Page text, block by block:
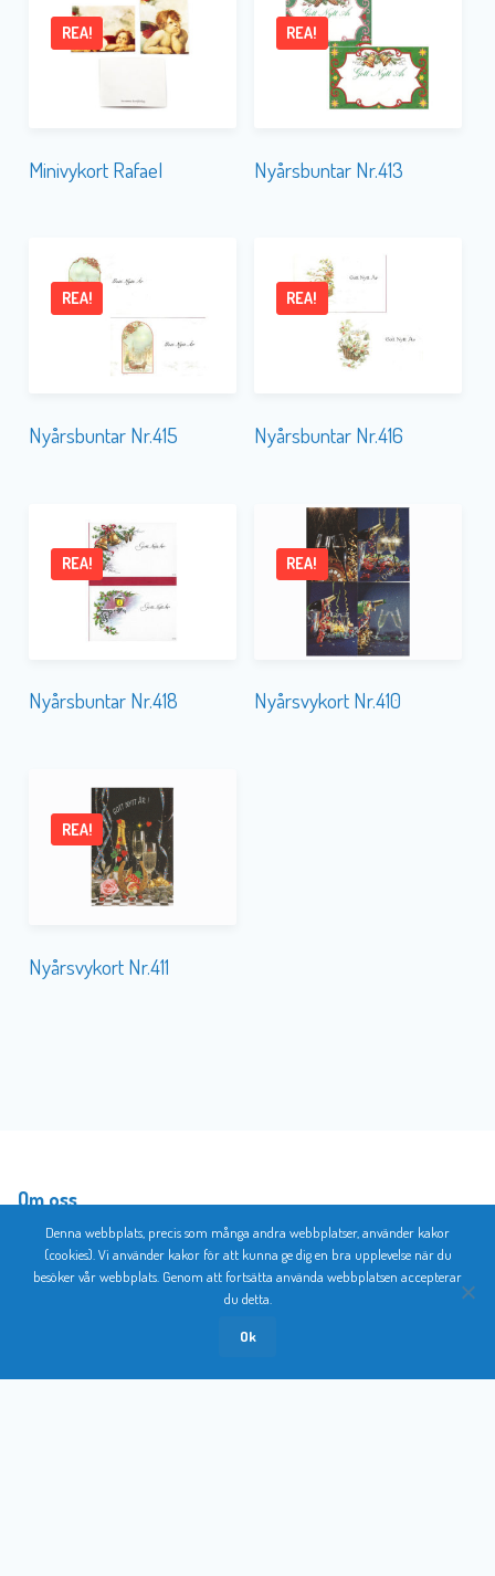
Minivykort Rafael
REA!
Nyårsbuntar Nr.413
REA!
Nyårsbuntar Nr.415
REA!
Nyårsbuntar Nr.416
REA!
Nyårsbuntar Nr.418
REA!
Nyårsvykort Nr.410
REA!
Nyårsvykort Nr.411
REA!
Om oss
Köpvillkor
Denna webbplats, precis som många andra webbplatser, använder kakor
(cookies). Vi använder kakor för att kunna ge dig en bra upplevelse när du
besöker vår webbplats. Genom att fortsätta använda webbplatsen accepterar
du detta.
Ok